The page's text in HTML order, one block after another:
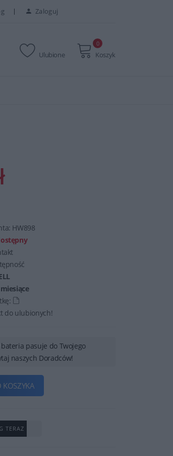
Zaloguj
Ulubione Koszyk
0
HW898
do ulubionych!
pasuje do Twojego
naszych Doradców!
TERAZ